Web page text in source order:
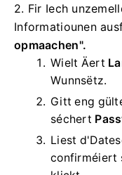
2. Fir Iech
Informatiounen
opmaachen".
Wielt Äert
Wunnsëtz.
Gitt eng
séchert
Liest
confirméiert